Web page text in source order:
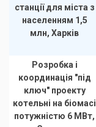
станції для міста з
населенням 1,5
млн, Харків
Розробка і
координація "під
ключ" проекту
котельні на біомасі
потужністю 6 МВт,